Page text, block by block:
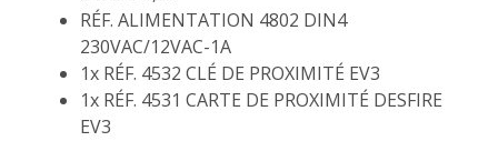
RÉF. ALIMENTATION 4802 DIN4
230VAC/12VAC-1A
1x RÉF. 4532 CLÉ DE PROXIMITÉ EV3
1x RÉF. 4531 CARTE DE PROXIMITÉ DESFIRE
EV3